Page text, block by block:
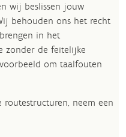
wij beslissen jouw
behouden ons het recht
in het
zonder de feitelijke
om taalfouten
neem een